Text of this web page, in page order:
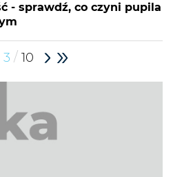
- sprawdź, co czyni pupila
3 / 10